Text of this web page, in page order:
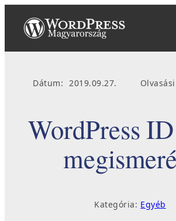
tartalomhoz
Dátum: 2019.09.27.
WordPress
Kategória: Egyéb